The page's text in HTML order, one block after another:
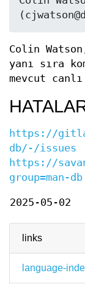
links
language-
Colin
yanı sıra
mevcut
https://
db/-/issues
https://
group=man-db
2025-05-02